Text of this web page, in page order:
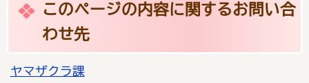
このページの内容に関するお問い合
わせ先
ヤマザクラ課